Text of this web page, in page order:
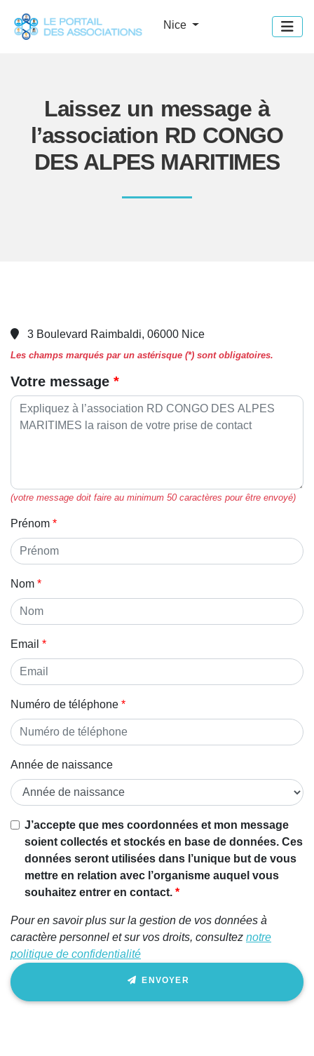
Nice
Laissez un message à
l’association RD CONGO
DES ALPES MARITIMES
3 Boulevard Raimbaldi, 06000 Nice
Les champs marqués par un astérisque (*) sont obligatoires.
Votre message
(votre message doit faire au minimum 50 caractères pour être envoyé)
Prénom
Nom
Email
Numéro de téléphone
Année de naissance
Si vous
êtes un
être
humain,
ignorez
champ
J’accepte que mes coordonnées et mon message
soient collectés et stockés en base de données. Ces
données seront utilisées dans l’unique but de vous
mettre en relation avec l’organisme auquel vous
souhaitez entrer en contact.
Pour en savoir plus sur la gestion de vos données à
caractère personnel et sur vos droits, consultez notre
politique de confidentialité
ENVOYER